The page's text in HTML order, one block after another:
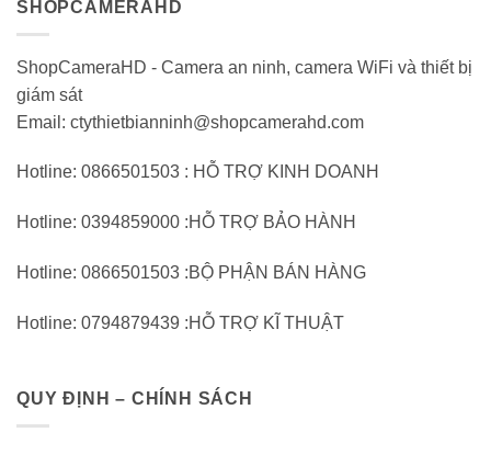
SHOPCAMERAHD
ShopCameraHD - Camera an ninh, camera WiFi và thiết bị
giám sát
Email: ctythietbianninh@shopcamerahd.com
Hotline: 0866501503 : HỖ TRỢ KINH DOANH
Hotline: 0394859000 :HỖ TRỢ BẢO HÀNH
Hotline: 0866501503 :BỘ PHẬN BÁN HÀNG
Hotline: 0794879439 :HỖ TRỢ KĨ THUẬT
QUY ĐỊNH – CHÍNH SÁCH